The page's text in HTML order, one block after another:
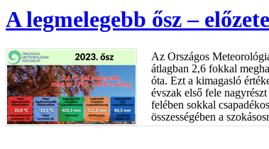
A legmelegebb ősz –
Az Országos
átlagban 2,6 fokkal
óta. Ezt a kimagasló
évszak első fele
felében sokkal
összességében a